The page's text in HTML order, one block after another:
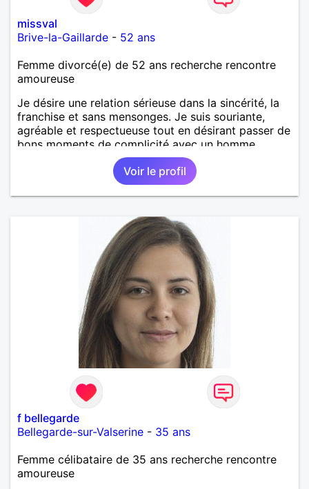
missval
Brive-la-Gaillarde - 52 ans
Femme divorcé(e) de 52 ans recherche rencontre
amoureuse
Je désire une relation sérieuse dans la sincérité, la
franchise et sans mensonges. Je suis souriante,
agréable et respectueuse tout en désirant passer de
bons moments de complicité avec un homme
voulant aller dans la même direction que moi.
Voir le profil
f bellegarde
Bellegarde-sur-Valserine - 35 ans
Femme célibataire de 35 ans recherche rencontre
amoureuse